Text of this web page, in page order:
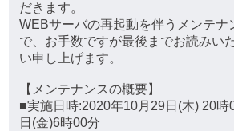
だきます。
WEBサーバの再起動を伴うメンテナ
で、お手数ですが最後までお読みい
い申し上げます。
【メンテナンスの概要】
■実施日時:2020年10月29日(木) 20
日(金)6時00分